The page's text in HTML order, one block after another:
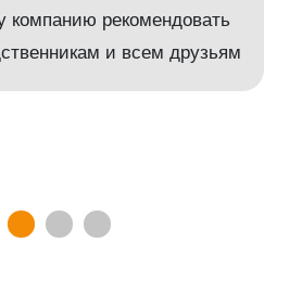
компанию рекомендовать
и всем друзьям